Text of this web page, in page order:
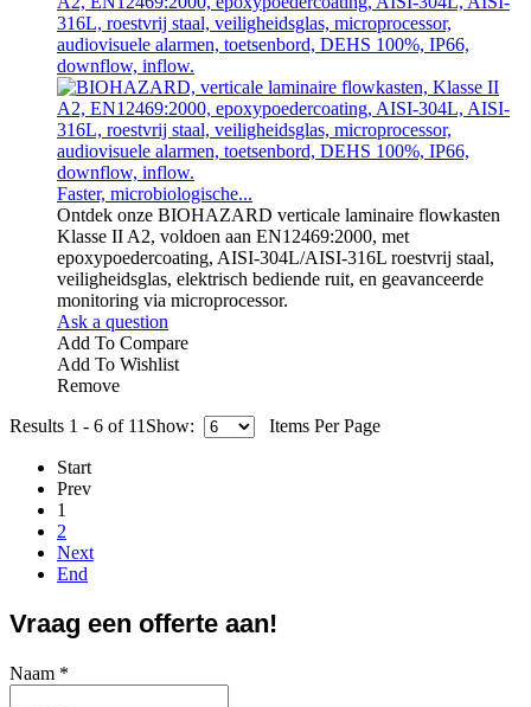
Faster, microbiologische...
Ontdek onze BIOHAZARD verticale laminaire flowkasten
Klasse II A2, voldoen aan EN12469:2000, met
epoxypoedercoating, AISI-304L/AISI-316L roestvrij staal,
veiligheidsglas, elektrisch bediende ruit, en geavanceerde
monitoring via microprocessor.
Ask a question
Add To Compare
Add To Wishlist
Remove
Results 1 - 6 of 11 Show: Items Per Page
Start
Prev
1
2
Next
End
Vraag een offerte aan!
Naam *